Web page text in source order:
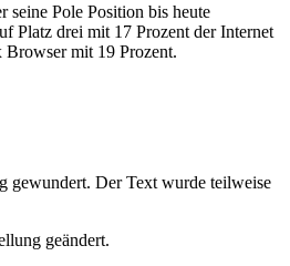
Pole Position bis heute
Platz drei mit 17 Prozent der Internet
mit 19 Prozent.
gewundert. Der Text wurde teilweise
geändert.